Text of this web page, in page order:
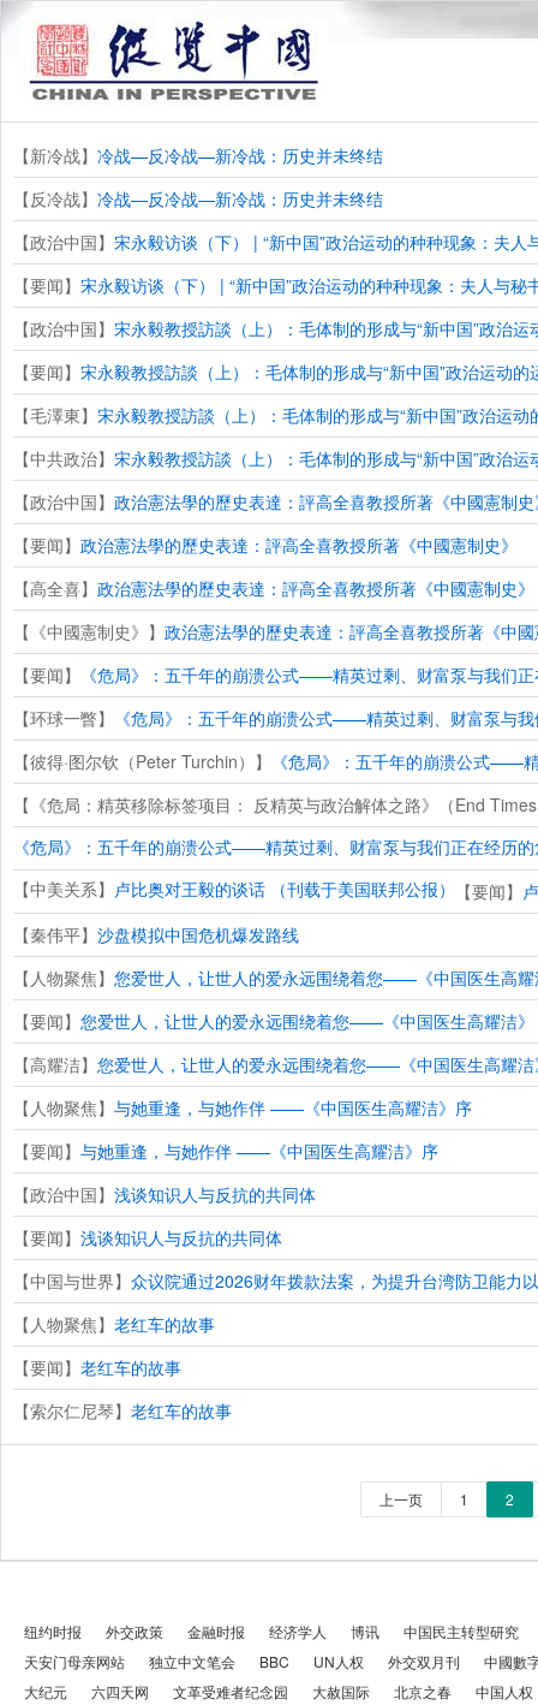
【新冷战】 冷战—反冷战—新冷战：历史并未终结
【反冷战】 冷战—反冷战—新冷战：历史并未终结
【政治中国】 宋永毅访谈（下） | “新中国”政治运动的种种现象：夫
【要闻】 宋永毅访谈（下） | “新中国”政治运动的种种现象：夫人与
【政治中国】 宋永毅教授訪談（上）：毛体制的形成与“新中国”政治运
【要闻】 宋永毅教授訪談（上）：毛体制的形成与“新中国”政治运动的
【毛澤東】 宋永毅教授訪談（上）：毛体制的形成与“新中国”政治运动
【中共政治】 宋永毅教授訪談（上）：毛体制的形成与“新中国”政治运
【政治中国】 政治憲法學的歷史表達：評高全喜教授所著《中國憲制
【要闻】 政治憲法學的歷史表達：評高全喜教授所著《中國憲制史》
【高全喜】 政治憲法學的歷史表達：評高全喜教授所著《中國憲制史》
【《中國憲制史》】 政治憲法學的歷史表達：評高全喜教授所著《中
【要闻】
《危局》：五千年的崩溃公式——精英过剩、财富泵与我们
【环球一瞥】
《危局》：五千年的崩溃公式——精英过剩、财富泵与
【彼得·图尔钦（Peter Turchin）】
《危局》：五千年的崩溃公式——
【《危局：精英移除标签项目： 反精英与政治解体之路》（End
《危局》：五千年的崩溃公式——精英过剩、财富泵与我们正在经历
【中美关系】 卢比奥对王毅的谈话 （刊载于美国联邦公报） 【要闻】
【秦伟平】 沙盘模拟中国危机爆发路线
【人物聚焦】 您爱世人，让世人的爱永远围绕着您——《中国医生高耀
【要闻】 您爱世人，让世人的爱永远围绕着您——《中国医生高耀洁》
【高耀洁】 您爱世人，让世人的爱永远围绕着您——《中国医生高耀洁
【人物聚焦】 与她重逢，与她作伴 ——《中国医生高耀洁》序
【要闻】 与她重逢，与她作伴 ——《中国医生高耀洁》序
【政治中国】 浅谈知识人与反抗的共同体
【要闻】 浅谈知识人与反抗的共同体
【中国与世界】 众议院通过2026财年拨款法案，为提升台湾防卫能力
【人物聚焦】 老红车的故事
【要闻】 老红车的故事
【索尔仁尼琴】 老红车的故事
上一页 1 2
纽约时报 外交政策 金融时报 经济学人 博讯
中国民主转型研究
天安门母亲网站
独立中文笔会 BBC UN人权 外交双月刊
中國數
大纪元
六四天网 文革受难者纪念园 大赦国际 北京之春 中国人权